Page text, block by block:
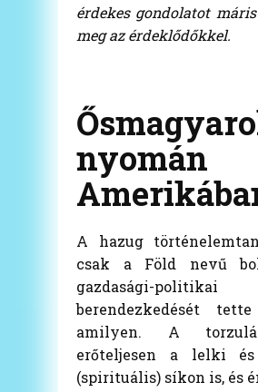
érdekes gondolatot
meg az érdeklődőkkel.
nyomán
A hazug
csak a Föld nevű
gazdasági-politikai
berendezkedését
amilyen. A
erőteljesen a lelki
(spirituális) síkon is, és